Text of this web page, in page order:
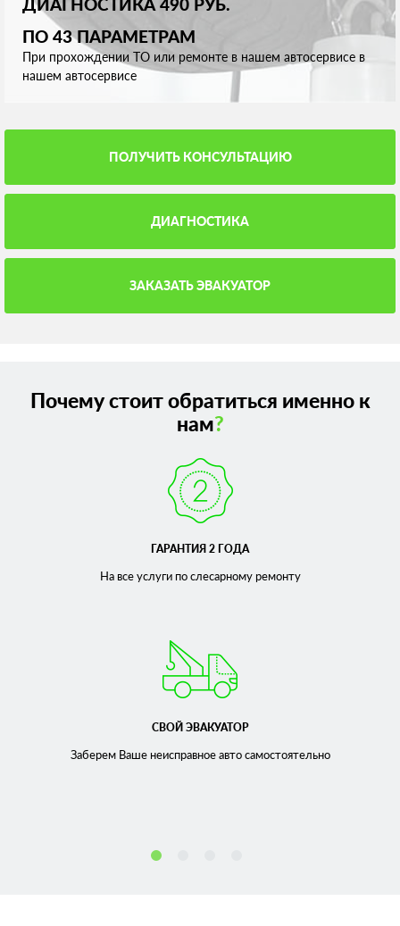
ДИАГНОСТИКА 490 РУБ.
ПО 43 ПАРАМЕТРАМ
При прохождении ТО или ремонте в нашем автосервисе в
нашем автосервисе
ПОЛУЧИТЬ КОНСУЛЬТАЦИЮ
ДИАГНОСТИКА
ЗАКАЗАТЬ ЭВАКУАТОР
Почему стоит обратиться именно к
нам?
ГАРАНТИЯ 2 ГОДА
На все услуги по слесарномуремонту
СВОЙ ЭВАКУАТОР
Заберем Ваше неисправноеавто самостоятельно